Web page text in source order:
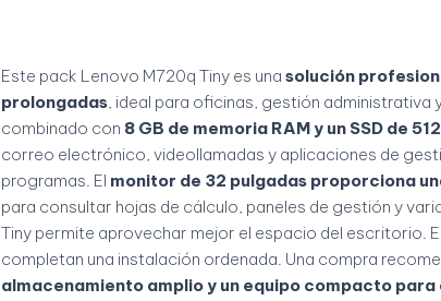
Este pack Lenovo M720q Tiny es una solución
prolongadas, ideal para oficinas, gestión administrativa
combinado con 8 GB de memoria RAM y un SSD de
correo electrónico, videollamadas y aplicaciones de
programas. El monitor de 32 pulgadas proporciona
para consultar hojas de cálculo, paneles de gestión y
Tiny permite aprovechar mejor el espacio del escritorio.
completan una instalación ordenada. Una compra
almacenamiento amplio y un equipo compacto